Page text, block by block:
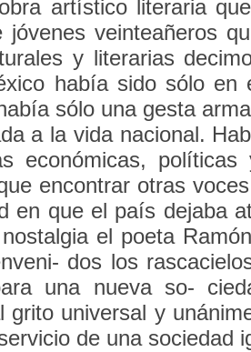
artístico literaria
jóvenes veinteañeros
y literarias
había sido sólo en
sólo una gesta
a la vida nacional.
económicas,
encontrar otras
en que el país dejaba
el poeta
dos los
una nueva so-
grito universal y
de una sociedad